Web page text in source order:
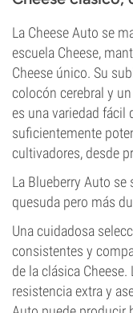
La Cheese Auto se
escuela Cheese,
Cheese único. Su
colocón cerebral y
es una variedad fácil
suficientemente
cultivadores, desde
La Blueberry Auto se
quesuda pero más
Una cuidadosa
consistentes y
de la clásica
resistencia extra y